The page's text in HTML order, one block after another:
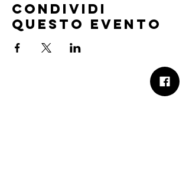
Condividi
questo evento